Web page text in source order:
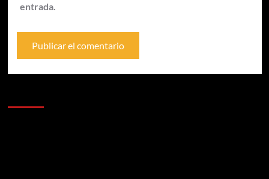
entrada.